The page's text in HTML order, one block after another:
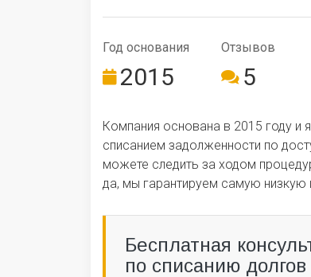
Год ос­но­ва­ния
2015
Отзывов
5
Компания основана в 2015 году и
списанием задолженности по
можете следить за ходом
да, мы гарантируем самую низкую
Бесплатная
по списанию долгов